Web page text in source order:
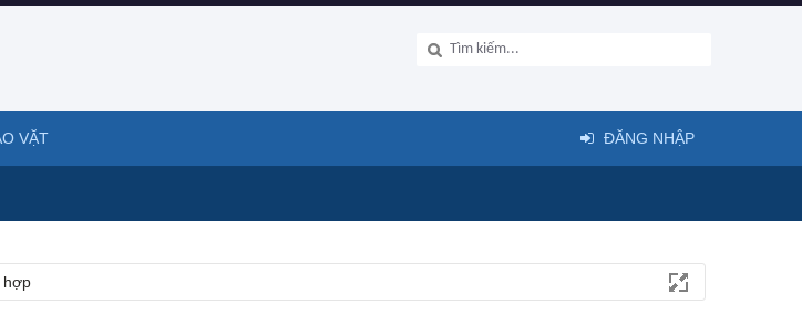
hợp
VẶT ĐĂNG NHẬP